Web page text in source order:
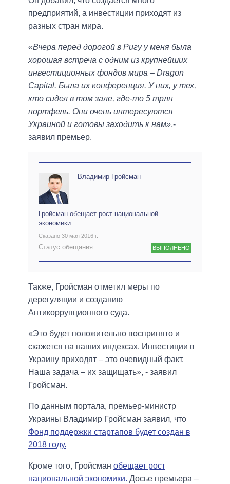
предприятий, а инвестиции приходят из
разных стран мира.
«Вчера перед дорогой в Ригу у меня была
хорошая встреча с одним из крупнейших
инвестиционных фондов мира – Dragon
Capital. Была их конференция. У них, у тех,
кто сидел в том зале, где-то 5 трлн
портфель. Они очень интересуются
Украиной и готовы заходить к нам»,-
заявил премьер.
Владимир Гройсман
Гройсман обещает рост национальной
экономики
Сказано 30 мая 2016 г.
Статус обещания: ВЫПОЛНЕНО
Также, Гройсман отметил меры по
дерегуляции и созданию
Антикоррупционного суда.
«Это будет положительно воспринято и
скажется на наших индексах. Инвестиции в
Украину приходят – это очевидный факт.
Наша задача – их защищать», - заявил
Гройсман.
По данным портала, премьер-министр
Украины Владимир Гройсман заявил, что
Фонд поддержки стартапов будет создан в
2018 году.
Кроме того, Гройсман обещает рост
национальной экономики. Досье премьера –